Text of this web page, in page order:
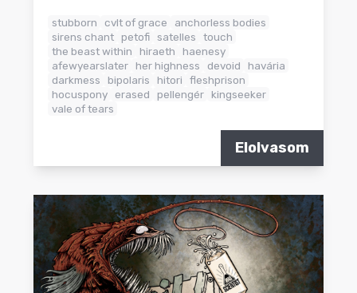
stubborn cvlt of grace
anchorless bodies
sirens chant petofi satelles
touch
the beast within
hiraeth
haenesy
afewyearslater her highness devoid
havária
darkmess
bipolaris hitori
fleshprison
hocuspony erased pellengér kingseeker
vale of tears
Elolvasom